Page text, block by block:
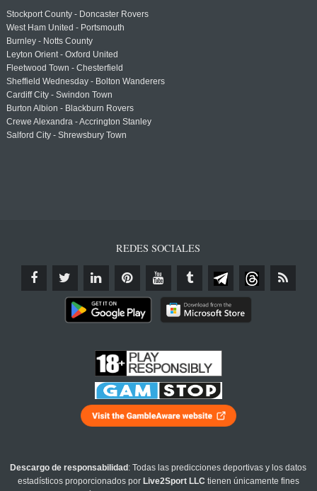
Stockport County - Doncaster Rovers
West Ham United - Portsmouth
Burnley - Notts County
Leyton Orient - Oxford United
Fleetwood Town - Chesterfield
Sheffield Wednesday - Bolton Wanderers
Cardiff City - Swindon Town
Burton Albion - Blackburn Rovers
Crewe Alexandra - Accrington Stanley
Salford City - Shrewsbury Town
REDES SOCIALES
Descargo de responsabilidad : Todas las predicciones deportivas y los datos
estadísticos proporcionados por Live2Sport LLC tienen únicamente fines